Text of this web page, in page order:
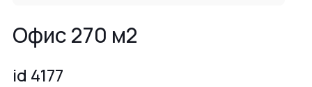
Офис 270 м2
id 4177